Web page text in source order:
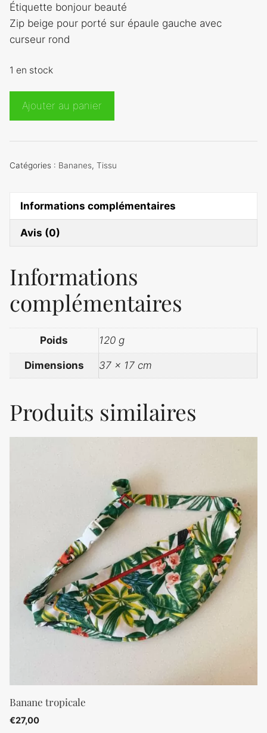
Étiquette bonjour beauté
Zip beige pour porté sur épaule gauche avec
curseur rond
1 en stock
quantité
jaune
Ajouter au panier
Catégories : Bananes, Tissu
Informations complémentaires
Avis (0)
Informations
complémentaires
Poids 120 g
Dimensions 37 × 17 cm
Produits similaires
Banane tropicale
€27,00